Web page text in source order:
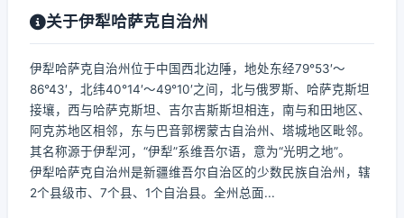
关于伊犁哈萨克自治州
伊犁哈萨克自治州位于中国西北边陲，地处东经79°53′～
86°43′，北纬40°14′～49°10′之间，北与俄罗斯、哈萨克斯坦
接壤，西与哈萨克斯坦、吉尔吉斯斯坦相连，南与和田地区、
阿克苏地区相邻，东与巴音郭楞蒙古自治州、塔城地区毗邻。
其名称源于伊犁河，“伊犁”系维吾尔语，意为“光明之地”。
伊犁哈萨克自治州是新疆维吾尔自治区的少数民族自治州，辖
2个县级市、7个县、1个自治县。全州总面...